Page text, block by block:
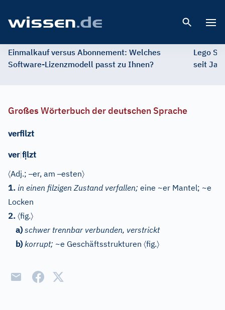
Einmalkauf versus Abonnement: Welches
Software-Lizenzmodell passt zu Ihnen?
Lego
seit
Großes Wörterbuch der deutschen Sprache
verfilzt
ver|fịlzt
〈Adj.;–er, am–esten〉
1. in einen filzigen Zustand verfallen; eine ~er Mantel; ~e
Locken
2. 〈fig.〉
a) schwer trennbar verbunden, verstrickt
b) korrupt; ~e Geschäftsstrukturen 〈fig.〉